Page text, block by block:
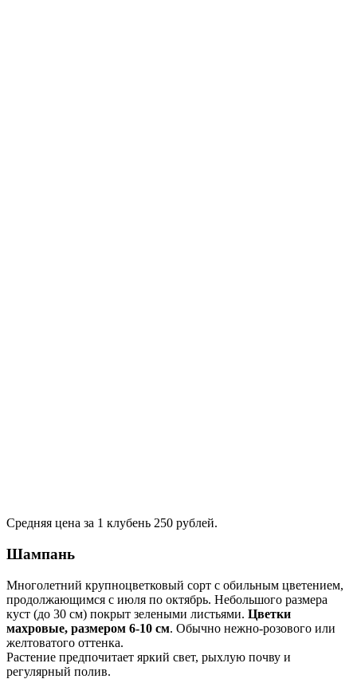
Средняя цена за 1 клубень 250 рублей.
Шампань
Многолетний крупноцветковый сорт с обильным цветением,
продолжающимся с июля по октябрь. Небольшого размера
куст (до 30 см) покрыт зелеными листьями. Цветки
махровые, размером 6-10 см. Обычно нежно-розового или
желтоватого оттенка.
Растение предпочитает яркий свет, рыхлую почву и
регулярный полив.